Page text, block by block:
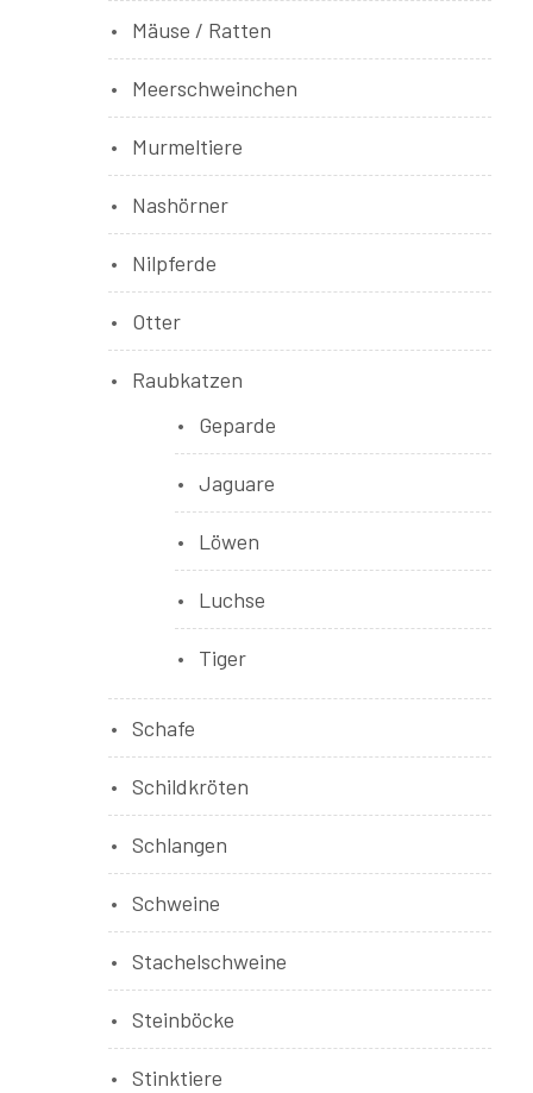
Mäuse / Ratten
Meerschweinchen
Murmeltiere
Nashörner
Nilpferde
Otter
Raubkatzen
Geparde
Jaguare
Löwen
Luchse
Tiger
Schafe
Schildkröten
Schlangen
Schweine
Stachelschweine
Steinböcke
Stinktiere